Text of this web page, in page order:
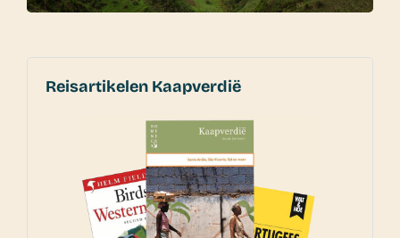
Reisartikelen Kaapverdië